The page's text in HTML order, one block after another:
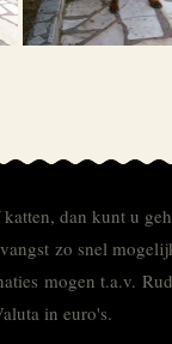
dan kunt u
zo snel
mogen t.a.v.
in euro's.